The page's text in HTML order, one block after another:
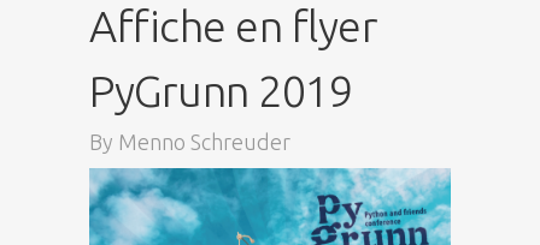
Affiche en flyer
PyGrunn 2019
By Menno Schreuder